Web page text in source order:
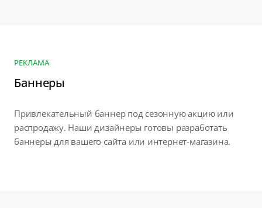
РЕКЛАМА
Баннеры
Привлекательный баннер под сезонную акцию или
распродажу. Наши дизайнеры готовы разработать
баннеры для вашего сайта или интернет-магазина.